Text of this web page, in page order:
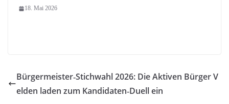
18. Mai 2026
Bürgermeister‑Stichwahl 2026: Die Aktiven Bürger V
elden laden zum Kandidaten‑Duell ein